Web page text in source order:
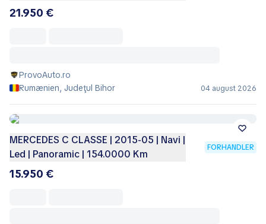
21.950 €
ProvoAuto.ro
Rumænien, Judeţul Bihor
04 august 2026
MERCEDES C CLASSE | 2015-05 | Navi |
Led | Panoramic | 154.0000 Km
FORHANDLER
15.950 €